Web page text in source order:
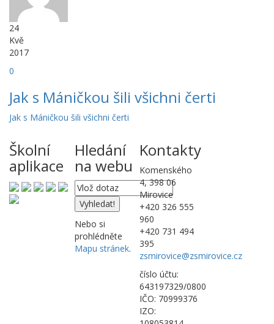
24
Kvě
2017
0
Jak s Máničkou šili všichni čerti
Jak s Máničkou šili všichni čerti
Školní
aplikace
Hledání
na webu
Nebo si
prohlédněte
Mapu stránek.
Kontakty
Komenského
4, 398 06
Mirovice
+420 326 555
960
+420 731 494
395
zsmirovice@zsmirovice.cz
číslo účtu:
643197329/0800
IČO: 70999376
IZO: